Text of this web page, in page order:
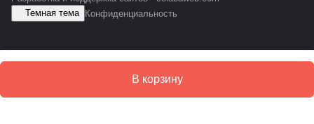
В корзину
Темная тема
Конфиденциальность